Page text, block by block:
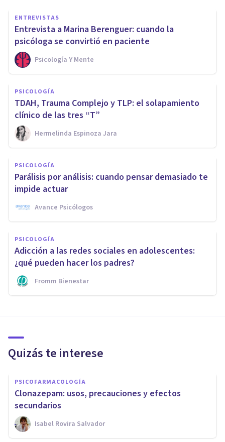
ENTREVISTAS
Entrevista a Marina Berenguer: cuando la
psicóloga se convirtió en paciente
Psicología Y Mente
PSICOLOGÍA
TDAH, Trauma Complejo y TLP: el solapamiento
clínico de las tres “T”
Hermelinda Espinoza Jara
PSICOLOGÍA
Parálisis por análisis: cuando pensar demasiado te
impide actuar
Avance Psicólogos
PSICOLOGÍA
Adicción a las redes sociales en adolescentes:
¿qué pueden hacer los padres?
Fromm Bienestar
Quizás te interese
PSICOFARMACOLOGÍA
Clonazepam: usos, precauciones y efectos
secundarios
Isabel Rovira Salvador